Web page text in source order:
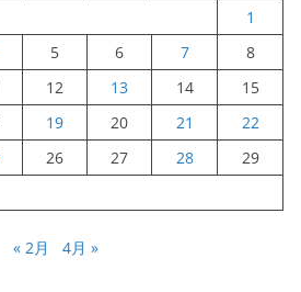
1
5 6 7
8
12 13 14
15
19 20 21
22
26 27 28
29
« 2月 4月 »